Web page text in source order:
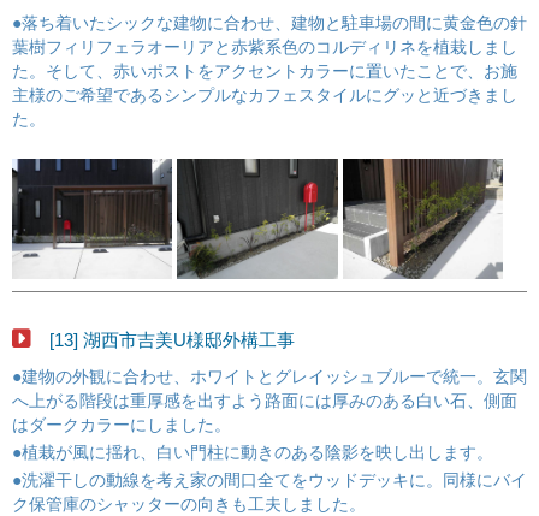
●落ち着いたシックな建物に合わせ、建物と駐車場の間に黄金色の針
葉樹フィリフェラオーリアと赤紫系色のコルディリネを植栽しまし
た。そして、赤いポストをアクセントカラーに置いたことで、お施
主様のご希望であるシンプルなカフェスタイルにグッと近づきまし
た。
[13] 湖西市吉美U様邸外構工事
●建物の外観に合わせ、ホワイトとグレイッシュブルーで統一。玄関
へ上がる階段は重厚感を出すよう路面には厚みのある白い石、側面
はダークカラーにしました。
●植栽が風に揺れ、白い門柱に動きのある陰影を映し出します。
●洗濯干しの動線を考え家の間口全てをウッドデッキに。同様にバイ
ク保管庫のシャッターの向きも工夫しました。